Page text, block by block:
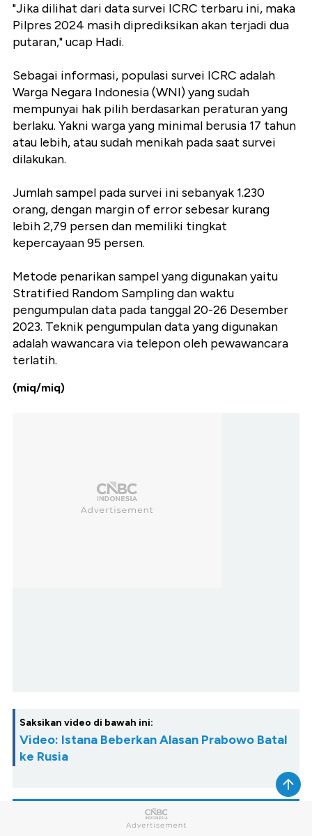
"Jika dilihat dari data survei ICRC terbaru ini, maka
Pilpres 2024 masih diprediksikan akan terjadi dua
putaran," ucap Hadi.
Sebagai informasi, populasi survei ICRC adalah
Warga Negara Indonesia (WNI) yang sudah
mempunyai hak pilih berdasarkan peraturan yang
berlaku. Yakni warga yang minimal berusia 17 tahun
atau lebih, atau sudah menikah pada saat survei
dilakukan.
Jumlah sampel pada survei ini sebanyak 1.230
orang, dengan margin of error sebesar kurang
lebih 2,79 persen dan memiliki tingkat
kepercayaan 95 persen.
Metode penarikan sampel yang digunakan yaitu
Stratified Random Sampling dan waktu
pengumpulan data pada tanggal 20-26 Desember
2023. Teknik pengumpulan data yang digunakan
adalah wawancara via telepon oleh pewawancara
terlatih.
(miq/miq)
Saksikan video di bawah ini:
Video: Istana Beberkan Alasan Prabowo Batal
ke Rusia